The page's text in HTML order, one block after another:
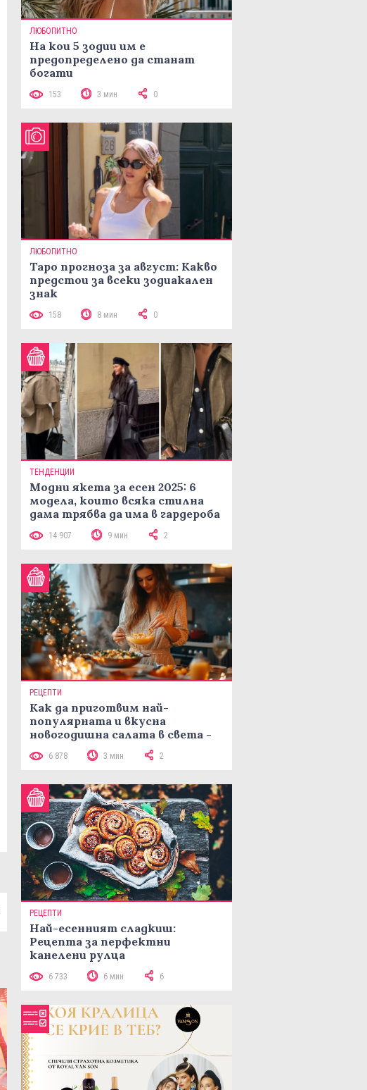
ЛЮБОПИТНО
На кои 5 зодии им е
предопределено да станат
богати
153 3 мин 0
ЛЮБОПИТНО
Таро прогноза за август: Какво
предстои за всеки зодиакален
знак
158 8 мин 0
ТЕНДЕНЦИИ
Модни якета за есен 2025: 6
модела, които всяка стилна
дама трябва да има в гардероба
14 907 9 мин 2
РЕЦЕПТИ
Как да приготвим най-
популярната и вкусна
новогодишна салата в света -
рецепта Мимоза
6 878 3 мин 2
РЕЦЕПТИ
Най-есенният сладкиш:
Рецепта за перфектни
канелени рулца
6 733 6 мин 6